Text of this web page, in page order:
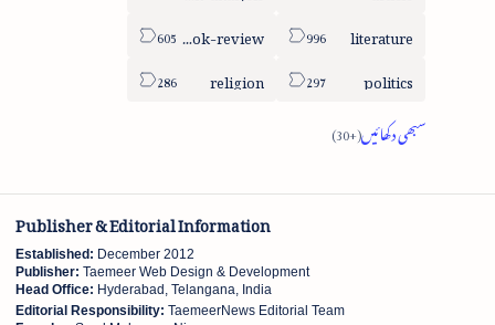
literature
book-review
politics
religion
Publisher & Editorial Information
Established: December 2012
Publisher: Taemeer Web Design & Development
Head Office: Hyderabad, Telangana, India
Editorial Responsibility: TaemeerNews Editorial Team